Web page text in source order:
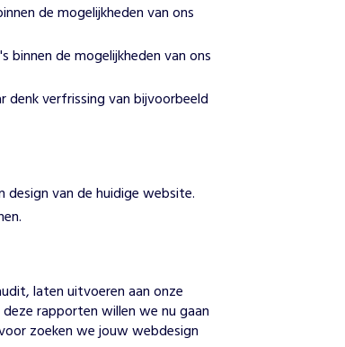
de mogelijkheden van ons
binnen de mogelijkheden van ons
denk verfrissing van bijvoorbeeld
van de huidige website.
laten uitvoeren aan onze
rapporten willen we nu gaan
zoeken we jouw webdesign